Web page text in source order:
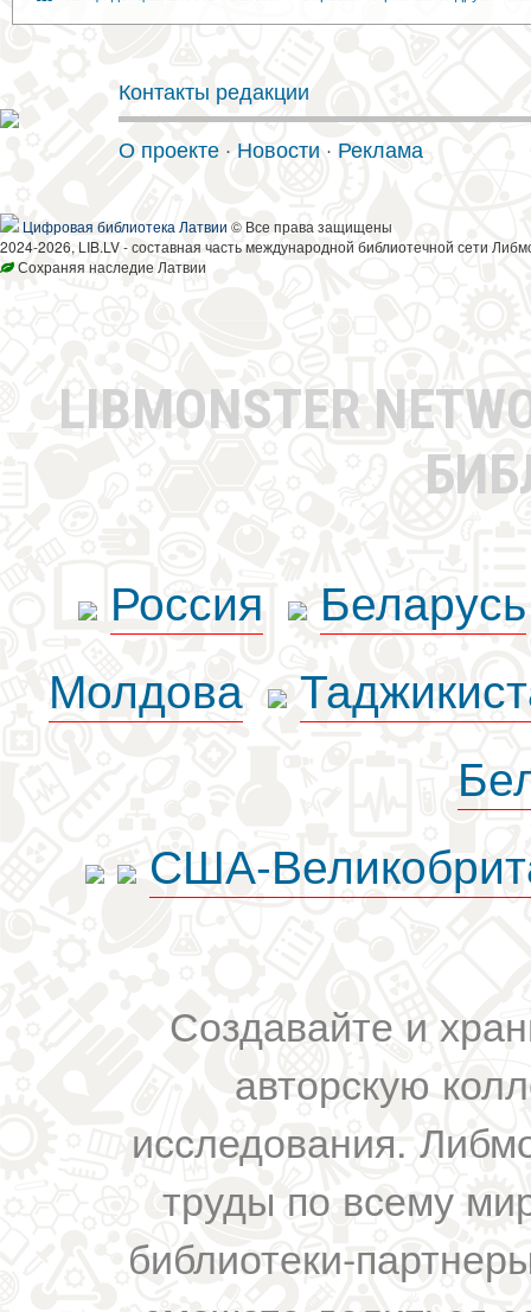
Контакты редакции
О проекте · Новости · Реклама
Цифровая библиотека Латвии © Все права защищены
2024-2026, LIB.LV - составная часть международной библиотечной сети
Сохраняя наследие Латвии
LIBMONSTER
Россия
Беларусь
Молдова
США-
Создавайте и
авторскую
исследования.
труды по всему
библиотеки-